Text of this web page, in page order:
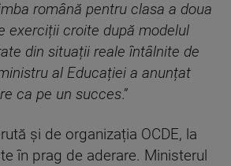
română pentru clasa a doua
exerciții croite după modelul
din situații reale întâlnite de
al Educației a anunțat
ca pe un succes.”
și de organizația OCDE, la
în prag de aderare. Ministerul